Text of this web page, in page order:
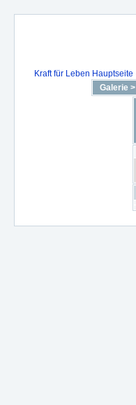
Kraft für Leben Hauptseite
Galerie >